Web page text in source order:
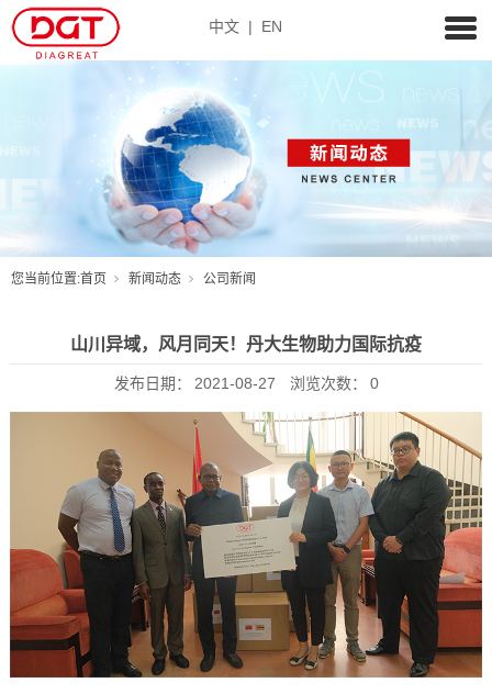
中文 | EN
您当前位置:首页 新闻动态 公司新闻
山川异域，风月同天！丹大生物助力国际抗疫
发布日期： 2021-08-27 浏览次数： 0